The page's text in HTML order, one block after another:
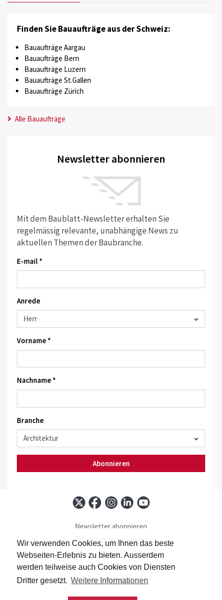
Wir verwenden Cookies, um Ihnen das beste
Webseiten-Erlebnis zu bieten. Ausserdem
werden teilweise auch Cookies von Diensten
Dritter gesetzt. Weitere Informationen
Finden Sie Bauaufträge aus der Schweiz:
Bauaufträge Aargau
Bauaufträge Bern
Bauaufträge Luzern
Bauaufträge St.Gallen
Bauaufträge Zürich
Alle Bauaufträge
Newsletter abonnieren
Mit dem Baublatt-Newsletter erhalten Sie
regelmässig relevante, unabhängige News zu
aktuellen Themen der Baubranche.
E-mail *
Anrede
Vorname *
Nachname *
Branche
Abonnieren
Newsletter abonnieren
Baublatt abonnieren
Kontakt
Impressum
Datenschutz